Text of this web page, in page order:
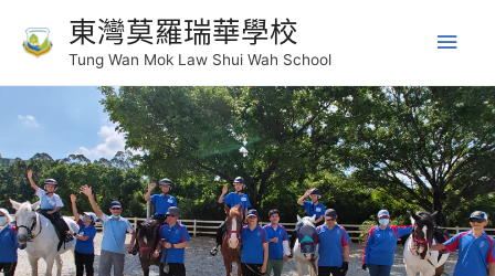
東灣莫羅瑞華學校
Tung Wan Mok Law Shui Wah School